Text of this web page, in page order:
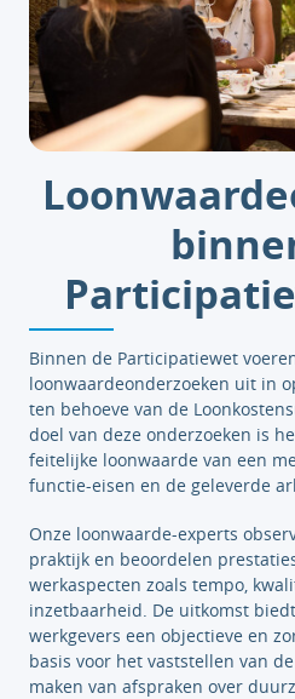
Binnen de Participatiewet
loonwaardeonderzoeken uit in
ten behoeve van de
doel van deze onderzoeken is
feitelijke loonwaarde van een
functie-eisen en de geleverde
Onze loonwaarde-experts
praktijk en beoordelen
werkaspecten zoals tempo,
inzetbaarheid. De uitkomst
werkgevers een objectieve en
basis voor het vaststellen van
maken van afspraken over